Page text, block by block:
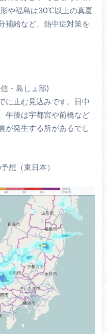
や福島は30℃以上の真夏
補給など、熱中症対策を
・島しょ部)
に止む見込みです。日中
午後は宇都宮や前橋など
が発生する所があるでし
想（東日本）